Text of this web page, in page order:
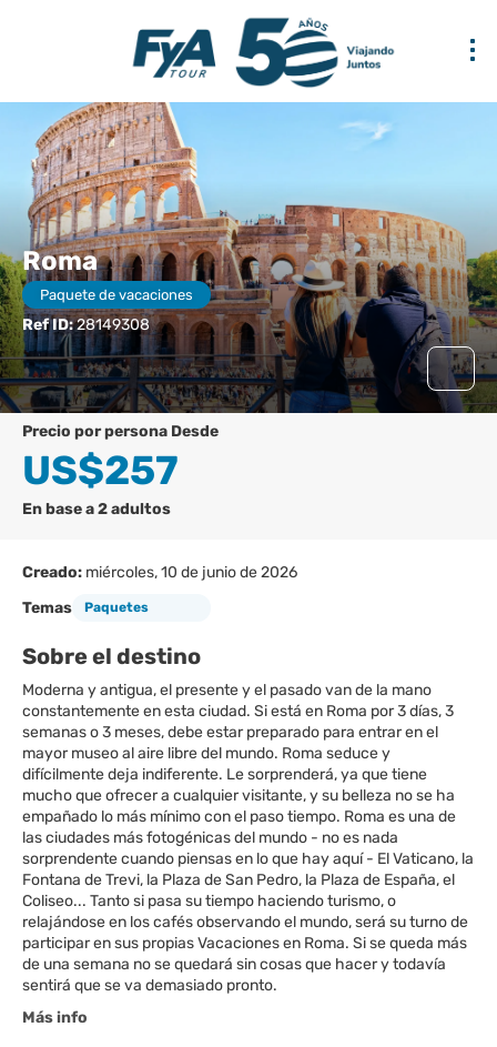
Roma
Paquete de vacaciones
Ref ID:28149308
precio por persona Desde
US$257
En base a 2 adultos
Creado: miércoles, 10 de junio de 2026
Temas
Paquetes
Sobre el destino
Moderna y antigua, el presente y el pasado van de la mano
constantemente en esta ciudad. Si está en Roma por 3 días, 3
semanas o 3 meses, debe estar preparado para entrar en el
mayor museo al aire libre del mundo. Roma seduce y
difícilmente deja indiferente. Le sorprenderá, ya que tiene
mucho que ofrecer a cualquier visitante, y su belleza no se ha
empañado lo más mínimo con el paso tiempo. Roma es una de
las ciudades más fotogénicas del mundo - no es nada
sorprendente cuando piensas en lo que hay aquí - El Vaticano, la
Fontana de Trevi, la Plaza de San Pedro, la Plaza de España, el
Coliseo... Tanto si pasa su tiempo haciendo turismo, o
relajándose en los cafés observando el mundo, será su turno de
participar en sus propias Vacaciones en Roma. Si se queda más
de una semana no se quedará sin cosas que hacer y todavía
sentirá que se va demasiado pronto.
Más info